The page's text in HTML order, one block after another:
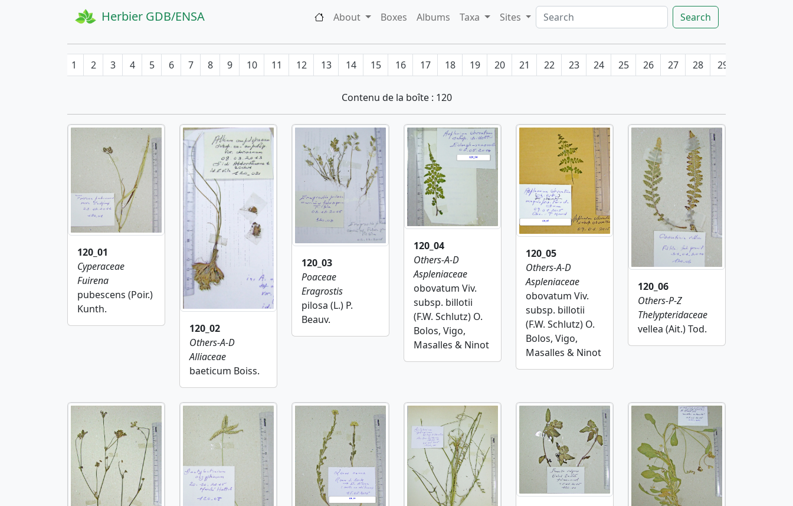
Herbier GDB/ENSA About Boxes Albums Taxa Sites Search
1 2 3 4 5 6 7 8 9 10 11 12 13 14 15 16 17 18 19 20 21 22 23 24 25 26 27 28 29
Contenu de la boîte : 120
120_01
Cyperaceae
Fuirena
pubescens (Poir.)
Kunth.
120_02
Others-A-D
Alliaceae
baeticum Boiss.
120_03
Poaceae
Eragrostis
pilosa (L.) P.
Beauv.
120_04
Others-A-D
Aspleniaceae
obovatum Viv.
subsp. billotii
(F.W. Schlutz) O.
Bolos, Vigo,
Masalles & Ninot
120_05
Others-A-D
Aspleniaceae
obovatum Viv.
subsp. billotii
(F.W. Schlutz) O.
Bolos, Vigo,
Masalles & Ninot
120_06
Others-P-Z
Thelypteridaceae
vellea (Ait.) Tod.